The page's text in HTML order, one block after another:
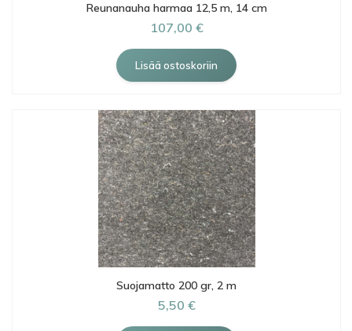
Reunanauha harmaa 12,5 m, 14 cm
107,00 €
Suojamatto 200 gr, 2 m
5,50 €